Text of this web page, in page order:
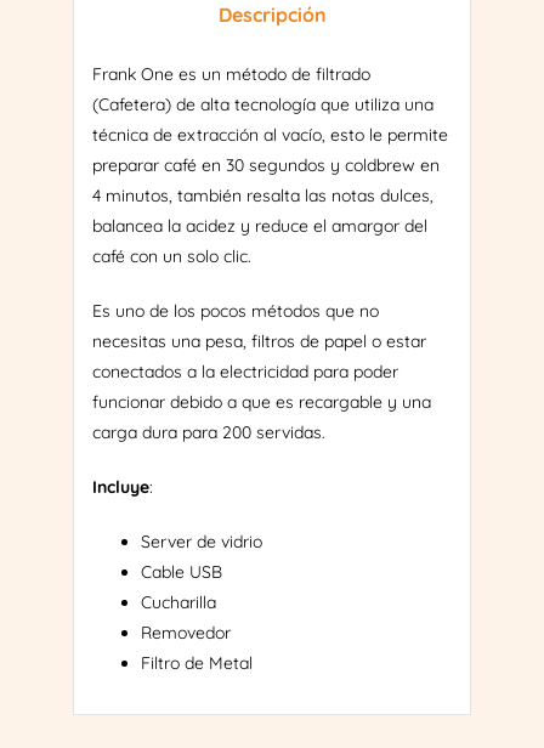
Descripción
Frank One es un método de filtrado
(Cafetera) de alta tecnología que utiliza una
técnica de extracción al vacío, esto le permite
preparar café en 30 segundos y coldbrew en
4 minutos, también resalta las notas dulces,
balancea la acidez y reduce el amargor del
café con un solo clic.
Es uno de los pocos métodos que no
necesitas una pesa, filtros de papel o estar
conectados a la electricidad para poder
funcionar debido a que es recargable y una
carga dura para 200 servidas.
Incluye:
Server de vidrio
Cable USB
Cucharilla
Removedor
Filtro de Metal